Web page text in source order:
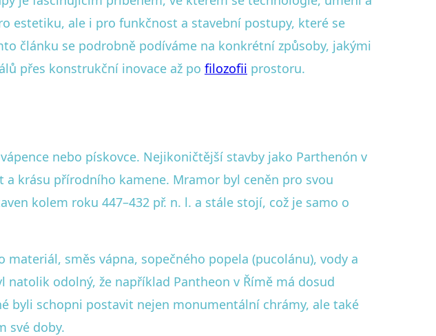
estetiku, ale i pro funkčnost a stavební postupy, které se
článku se podrobně podíváme na konkrétní způsoby, jakými
přes konstrukční inovace až po filozofii prostoru.
nebo pískovce. Nejikoničtější stavby jako Parthenón v
krásu přírodního kamene. Mramor byl ceněn pro svou
kolem roku 447–432 př. n. l. a stále stojí, což je samo o
směs vápna, sopečného popela (pucolánu), vody a
odolný, že například Pantheon v Římě má dosud
byli schopni postavit nejen monumentální chrámy, ale také
své doby.